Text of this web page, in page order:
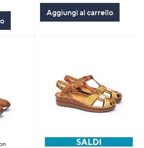
Aggiungi al carrello